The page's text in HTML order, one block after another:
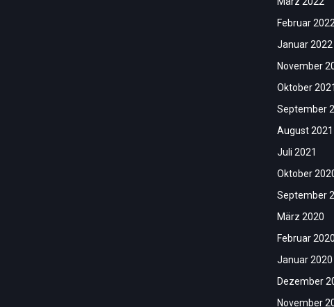
Februar 2022
Januar 2022
November
Oktober 2021
September
August 2021
Juli 2021
Oktober
September
März 2020
Februar 2020
Januar 2020
Dezember
November